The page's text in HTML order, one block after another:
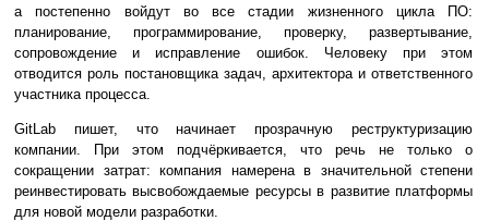
а постепенно войдут во все стадии жизненного цикла ПО:
планирование, программирование, проверку, развертывание,
сопровождение и исправление ошибок. Человеку при этом
отводится роль постановщика задач, архитектора и ответственного
участника процесса.
GitLab пишет, что начинает прозрачную реструктуризацию
компании. При этом подчёркивается, что речь не только о
сокращении затрат: компания намерена в значительной степени
реинвестировать высвобождаемые ресурсы в развитие платформы
для новой модели разработки.